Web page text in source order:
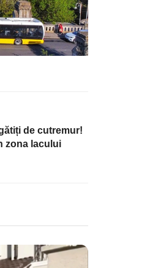
de cutremur!
zona lacului